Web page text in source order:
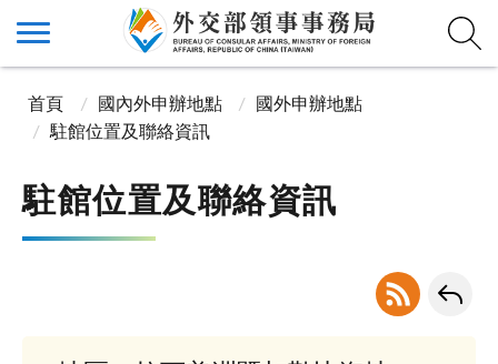
首頁 國內外申辦地點
國外申辦地點
駐館位置及聯絡資訊
駐館位置及聯絡資訊